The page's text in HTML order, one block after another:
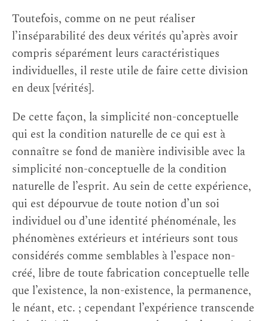
Toutefois, comme on ne peut réaliser
l’inséparabilité des deux vérités qu’après avoir
compris séparément leurs caractéristiques
individuelles, il reste utile de faire cette division
en deux [vérités].
De cette façon, la simplicité non-conceptuelle
qui est la condition naturelle de ce qui est à
connaître se fond de manière indivisible avec la
simplicité non-conceptuelle de la condition
naturelle de l’esprit. Au sein de cette expérience,
qui est dépourvue de toute notion d’un soi
individuel ou d’une identité phénoménale, les
phénomènes extérieurs et intérieurs sont tous
considérés comme semblables à l’espace non-
créé, libre de toute fabrication conceptuelle telle
que l’existence, la non-existence, la permanence,
le néant, etc. ; cependant l’expérience transcende